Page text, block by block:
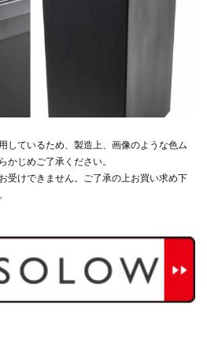
しているため、製造上、画像のような色ム
かじめご了承ください。
受けできません。ご了承の上お買い求め下